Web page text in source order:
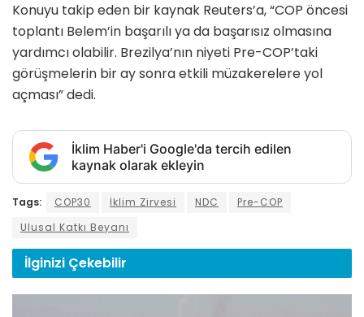
Konuyu takip eden bir kaynak Reuters’a, “COP öncesi
toplantı Belem’in başarılı ya da başarısız olmasına
yardımcı olabilir. Brezilya’nın niyeti Pre-COP’taki
görüşmelerin bir ay sonra etkili müzakerelere yol
açması” dedi.
İklim Haber'i Google'da tercih edilen
kaynak olarak ekleyin
Tags: COP30 İklim Zirvesi NDC
Pre-COP
Ulusal Katkı Beyanı
İlginizi Çekebilir